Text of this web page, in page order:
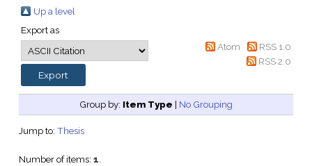
Up a level
Export as
Atom
RSS 1.0
RSS 2.0
Group by: Item Type | No Grouping
Jump to: Thesis
Number of items: 1.